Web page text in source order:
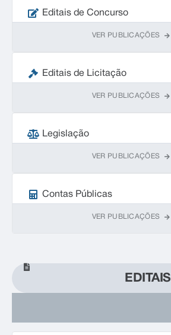
Editais de Concurso
VER PUBLICAÇÕES
Editais de Licitação
VER PUBLICAÇÕES
Legislação
VER PUBLICAÇÕES
Contas Públicas
VER PUBLICAÇÕES
EDITAIS